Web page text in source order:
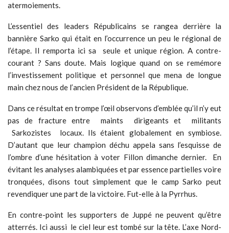
atermoiements.
L’essentiel des leaders Républicains se rangea derrière la
bannière Sarko qui était en l’occurrence un peu le régional de
l’étape. Il remporta ici sa seule et unique région. A contre-
courant ? Sans doute. Mais logique quand on se remémore
l’investissement politique et personnel que mena de longue
main chez nous de l’ancien Président de la République.
Dans ce résultat en trompe l’œil observons d’emblée qu’il n’y eut
pas de fracture entre maints dirigeants et militants
Sarkozistes locaux. Ils étaient globalement en symbiose.
D’autant que leur champion déchu appela sans l’esquisse de
l’ombre d’une hésitation à voter Fillon dimanche dernier. En
évitant les analyses alambiquées et par essence partielles voire
tronquées, disons tout simplement que le camp Sarko peut
revendiquer une part de la victoire. Fut-elle à la Pyrrhus.
En contre-point les supporters de Juppé ne peuvent qu’être
atterrés. Ici aussi le ciel leur est tombé sur la tête. L’axe Nord-